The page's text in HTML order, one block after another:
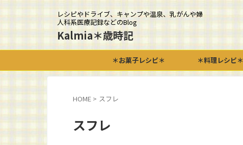
レシピやドライブ、キャンプや温泉、乳がんや婦
人科系医療記録などのBlog
Kalmia＊歳時記
＊お菓子レシピ＊ ＊料理レシピ＊
HOME > スフレ
スフレ